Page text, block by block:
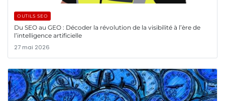
OUTILS SEO
Du SEO au GEO : Décoder la révolution de la visibilité à l’ère de
l’intelligence artificielle
27 mai 2026